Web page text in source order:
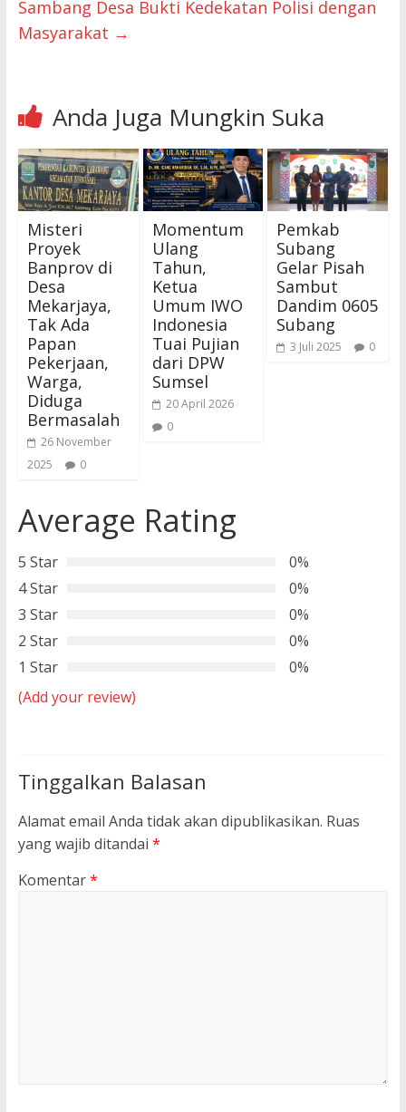
Sambang Desa Bukti Kedekatan Polisi dengan
Masyarakat →
Anda Juga Mungkin Suka
Misteri
Proyek
Banprov di
Desa
Mekarjaya,
Tak Ada
Papan
Pekerjaan,
Warga,
Diduga
Bermasalah
26 November
2025
0
Momentum
Ulang
Tahun,
Ketua
Umum IWO
Indonesia
Tuai Pujian
dari DPW
Sumsel
20 April 2026
0
Pemkab
Subang
Gelar Pisah
Sambut
Dandim 0605
Subang
3 Juli 2025 0
Average Rating
5 Star
0%
4 Star
0%
3 Star
0%
2 Star
0%
1 Star
0%
(Add your review)
Tinggalkan Balasan
Alamat email Anda tidak akan dipublikasikan. Ruas
yang wajib ditandai *
Komentar*